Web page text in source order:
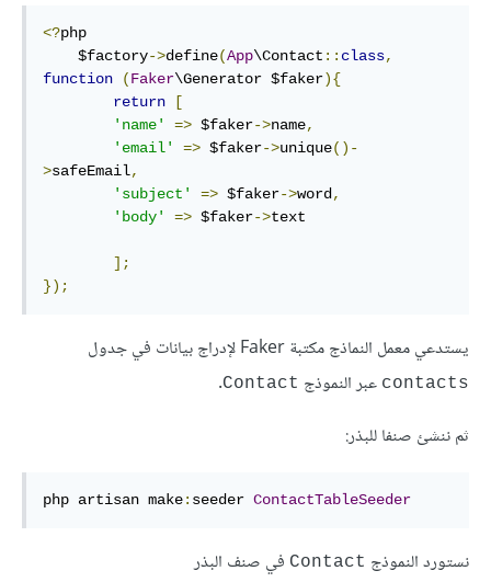
<?php
    $factory
->define(App\Contact :: class,
function
(Faker\Generator $faker){
return
[
'name'
=> $faker->name,
'email'
=> $faker->unique()-
>safeEmail,
'subject'
=> $faker->word,
'body'
=> $faker->text
];
});
يستدعي معمل النماذج مكتبة Faker لإدراج بيانات في جدول
contacts عبر النموذج Contact
.
ثم ننشئ صنفا للبذر:
php artisan make: seeder ContactTableSeeder
نستورد النموذج Contact في صنف البذر